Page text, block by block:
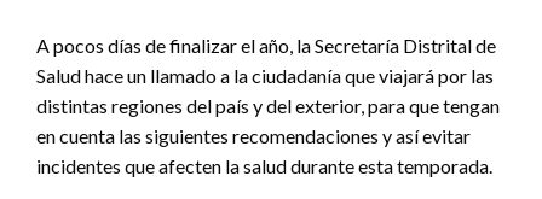
A pocos días de finalizar el año, la Secretaría Distrital de
Salud hace un llamado a la ciudadanía que viajará por las
distintas regiones del país y del exterior, para que tengan
en cuenta las siguientes recomendaciones y así evitar
incidentes que afecten la salud durante esta temporada.